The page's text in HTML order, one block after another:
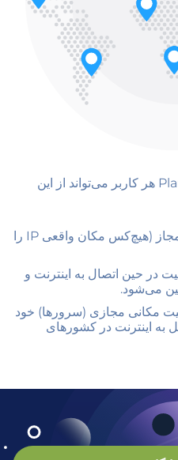
با استفاده از سرویس Planet VPN هر کاربر می‌تواند از این
مخفی کردن IP از افراد غیرمجاز (هیچ‌کس مکان واقعی IP را
در حین اتصال به اینترنت و
می‌شود.
مکانی مجازی (سرورها) خود
به اینترنت در کشورهای